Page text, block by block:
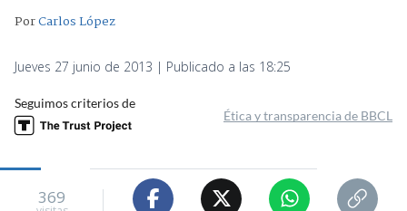
PorCarlos López
Jueves 27 junio de 2013 | Publicado a las 18:25
Seguimos criterios de
Ética y transparencia de BBCL
369